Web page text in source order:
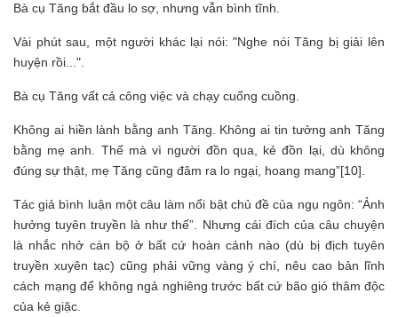
Bà cụ Tăng bắt đầu lo sợ, nhưng vẫn bình tĩnh.
Vài phút sau, một người khác lại nói: "Nghe nói Tăng bị giải lên
huyện rồi...".
Bà cụ Tăng vất cả công việc và chạy cuống cuồng.
Không ai hiền lành bằng anh Tăng. Không ai tin tưởng anh Tăng
bằng mẹ anh. Thế mà vì người đồn qua, kẻ đồn lại, dù không
đúng sự thật, mẹ Tăng cũng đâm ra lo ngại, hoang mang”[10].
Tác giả bình luận một câu làm nổi bật chủ đề của ngụ ngôn: “Ảnh
hưởng tuyên truyền là như thế”. Nhưng cái đích của câu chuyện
là nhắc nhở cán bộ ở bất cứ hoàn cảnh nào (dù bị địch tuyên
truyền xuyên tạc) cũng phải vững vàng ý chí, nêu cao bản lĩnh
cách mạng để không ngả nghiêng trước bất cứ bão gió thâm độc
của kẻ giặc.